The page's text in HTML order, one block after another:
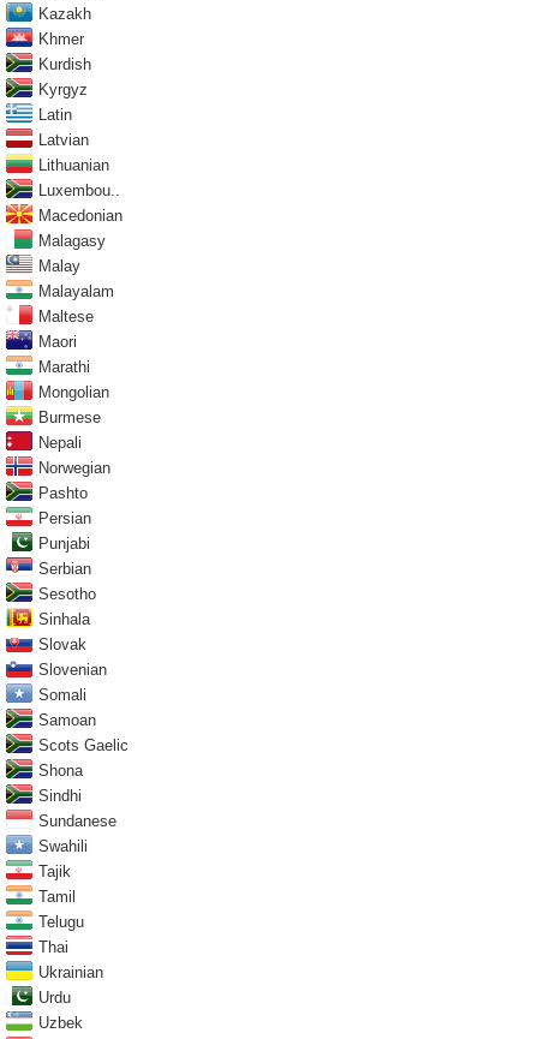
Kazakh
Khmer
Kurdish
Kyrgyz
Latin
Latvian
Lithuanian
Luxembou..
Macedonian
Malagasy
Malay
Malayalam
Maltese
Maori
Marathi
Mongolian
Burmese
Nepali
Norwegian
Pashto
Persian
Punjabi
Serbian
Sesotho
Sinhala
Slovak
Slovenian
Somali
Samoan
Scots Gaelic
Shona
Sindhi
Sundanese
Swahili
Tajik
Tamil
Telugu
Thai
Ukrainian
Urdu
Uzbek